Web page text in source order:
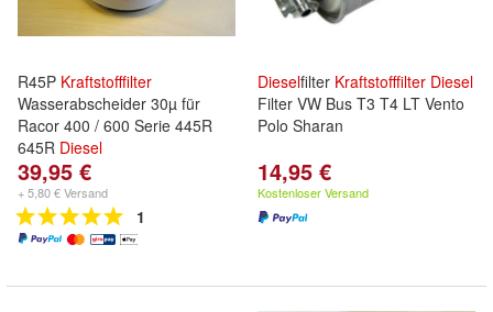
R45P Kraftstofffilter
Wasserabscheider 30µ für
Racor 400 / 600 Serie 445R
645R Diesel
39,95 €
+ 5,80 € Versand
1
Dieselfilter Kraftstofffilter Diesel
Filter VW Bus T3 T4 LT Vento
Polo Sharan
14,95 €
Kostenloser Versand